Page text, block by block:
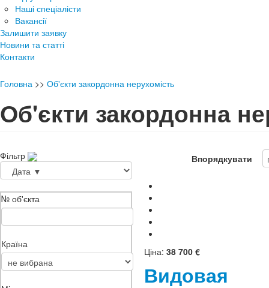
Наші спеціалісти
Вакансії
Залишити заявку
Новини та статті
Контакти
Головна >> Об'єкти закордонна нерухомість
Об'єкти закордонна
Фільтр
№ об'єкта
Країна
Впорядкувати
Ціна: 38 700 €
Видовая